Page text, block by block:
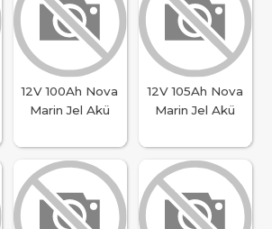
12V 100Ah Nova
Marin Jel Akü
12V 105Ah Nova
Marin Jel Akü